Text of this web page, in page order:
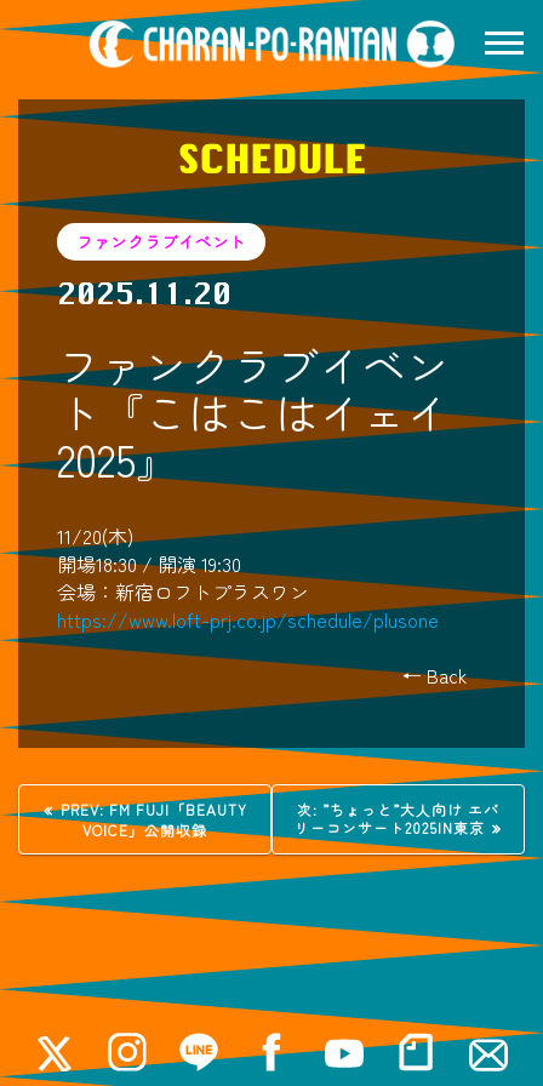
SCHEDULE
ファンクラブイベント
2025.11.20
ファンクラブイベン
ト『こはこはイェイ
2025』
11/20(木)
開場18:30 / 開演 19:30
会場：新宿ロフトプラスワン
https://www.loft-prj.co.jp/schedule/plusone
← Back
投
稿
ナ
ビ
ゲ
ー
PREV:過
去
投
FM FUJI「BEAUTY
VOICE」公開収録
次: 次
の
投
稿:
”ちょっと”大人向け エバ
リーコンサート2025IN東京